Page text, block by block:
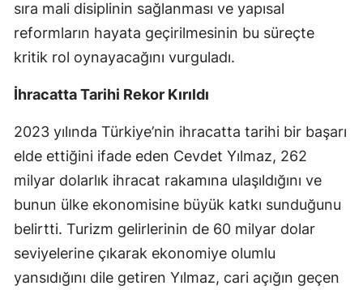
Kahramanmaraş
Nevşehir
Niğde
Rize
Sakarya
sıra mali disiplinin sağlanması ve yapısal
reformların hayata geçirilmesinin bu süreçte
kritik rol oynayacağını vurguladı.
İhracatta Tarihi Rekor Kırıldı
2023 yılında Türkiye’nin ihracatta tarihi bir başarı
elde ettiğini ifade eden Cevdet Yılmaz, 262
milyar dolarlık ihracat rakamına ulaşıldığını ve
bunun ülke ekonomisine büyük katkı sunduğunu
belirtti. Turizm gelirlerinin de 60 milyar dolar
seviyelerine çıkarak ekonomiye olumlu
yansıdığını dile getiren Yılmaz, cari açığın geçen